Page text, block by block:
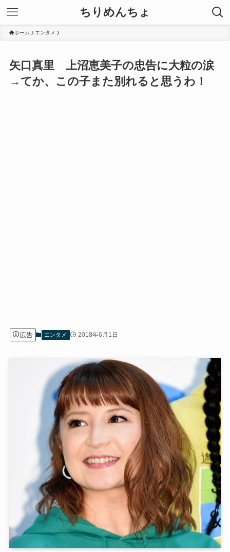
ちりめんちょ
ホーム エンタメ
矢口真里 上沼恵美子の忠告に大粒の涙
→てか、この子また別れると思うわ！
広告 エンタメ 2018年6月1日